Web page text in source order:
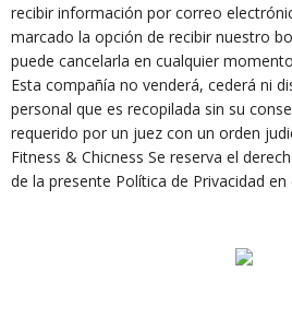
recibir información por correo
marcado la opción de recibir nuestro
puede cancelarla en cualquier
Esta compañía no venderá, cederá ni
personal que es recopilada sin su
requerido por un juez con un orden
Fitness & Chicness Se reserva el
de la presente Política de Privacidad